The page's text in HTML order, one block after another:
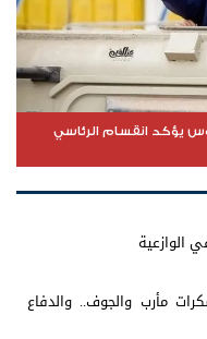
يؤكد انقسام الرئاسي
مأرب والجوف.. والدفاع